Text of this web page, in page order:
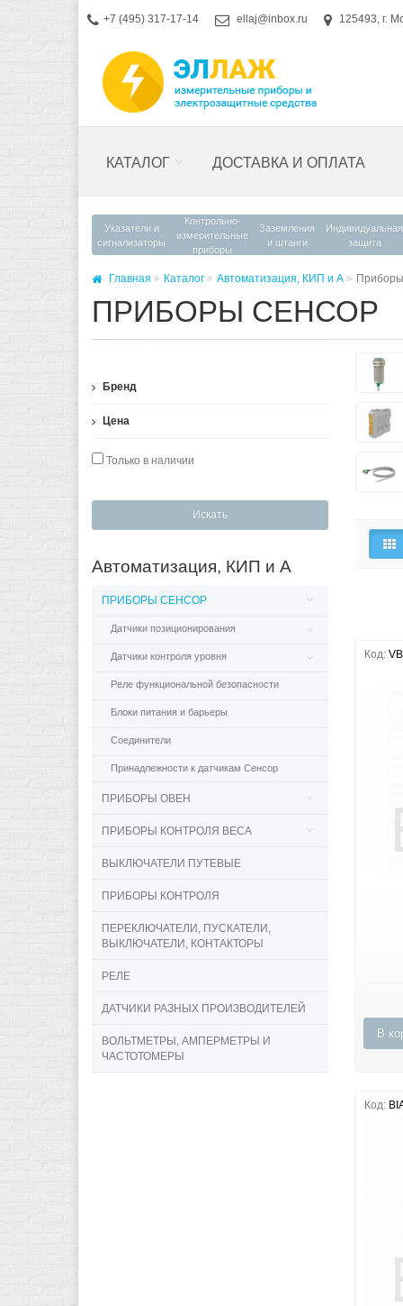
+7 (495) 317-17-14 ellaj@inbox.ru 125493, г.
КАТАЛОГ ДОСТАВКА И ОПЛАТА
Указатели и
сигнализаторы
Контрольно-
измерительные
приборы
Заземления
и штанги
Индивидуальная
защита
Главная Каталог Автоматизация, КИП и А
ПРИБОРЫ СЕНСОР
Бренд
Цена
Только в наличии
Искать
Автоматизация, КИП и А
ПРИБОРЫ СЕНСОР
Датчики позиционирования
Датчики контроля уровня
Реле функциональной безопасности
Блоки питания и барьеры
Соединители
Принадлежности к датчикам Сенсор
ПРИБОРЫ ОВЕН
ПРИБОРЫ КОНТРОЛЯ ВЕСА
ВЫКЛЮЧАТЕЛИ ПУТЕВЫЕ
ПРИБОРЫ КОНТРОЛЯ
ПЕРЕКЛЮЧАТЕЛИ, ПУСКАТЕЛИ,
ВЫКЛЮЧАТЕЛИ, КОНТАКТОРЫ
РЕЛЕ
ДАТЧИКИ РАЗНЫХ ПРОИЗВОДИТЕЛЕЙ
ВОЛЬТМЕТРЫ, АМПЕРМЕТРЫ И
ЧАСТОТОМЕРЫ
Код:
В
Код: